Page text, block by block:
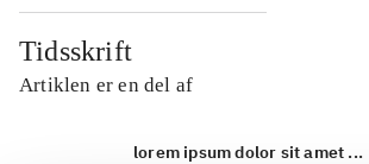
Tidsskrift
Artiklen er en del af
lorem ipsum dolor sit amet ...